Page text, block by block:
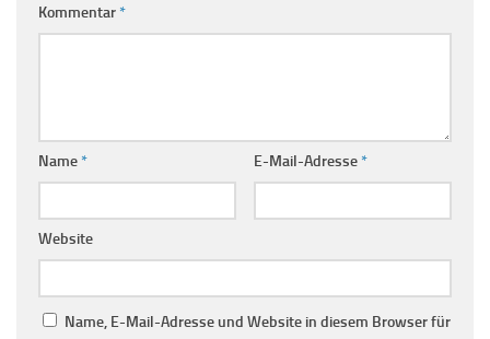
Kommentar*
Name* E-Mail-Adresse*
Website
Name, E-Mail-Adresse und Website in diesem Browser für